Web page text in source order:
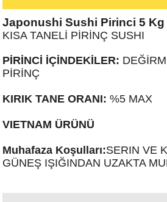
Japonushi Sushi Pirinci 5 Kg
KISA TANELİ PİRİNÇ SUSHI
PİRİNCİ İÇİNDEKİLER:
PİRİNÇ
KIRIK TANE ORANI: %5 MAX
VIETNAM ÜRÜNÜ
Muhafaza Koşulları:SERIN VE
GÜNEŞ IŞIĞINDAN UZAKTA